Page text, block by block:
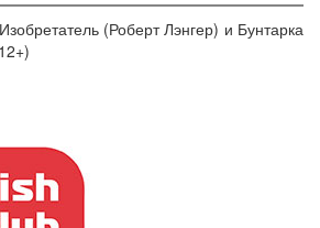
(Роберт Лэнгер) и Бунтарка